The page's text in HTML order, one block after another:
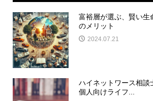
富裕層が選ぶ、賢い生
のメリット
2024.07.21
ハイネットワース相談
個人向けライフ...